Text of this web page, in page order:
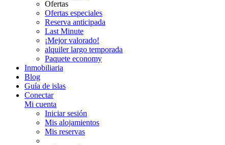
Ofertas
Ofertas especiales
Reserva anticipada
Last Minute
¡Mejor valorado!
alquiler largo temporada
Paquete economy
Inmobiliaria
Blog
Guía de islas
Conectar
Mi cuenta
Iniciar sesión
Mis alojamientos
Mis reservas